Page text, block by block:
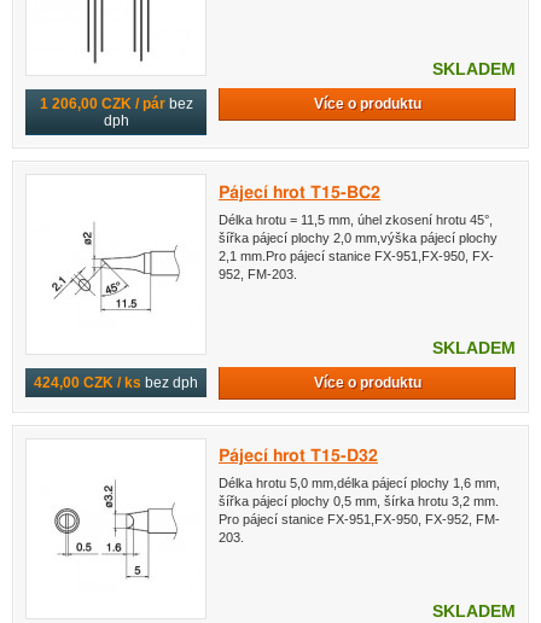
1 206,00 CZK / pár bez
dph
SKLADEM
Více o produktu
424,00 CZK / ks bez dph
Pájecí hrot T15-BC2
Délka hrotu = 11,5 mm, úhel zkosení hrotu 45°,
šířka pájecí plochy 2,0 mm,výška pájecí plochy
2,1 mm.Pro pájecí stanice FX-951,FX-950, FX-
952, FM-203.
SKLADEM
Více o produktu
Pájecí hrot T15-D32
Délka hrotu 5,0 mm,délka pájecí plochy 1,6 mm,
šířka pájecí plochy 0,5 mm, šírka hrotu 3,2 mm.
Pro pájecí stanice FX-951,FX-950, FX-952, FM-
203.
SKLADEM